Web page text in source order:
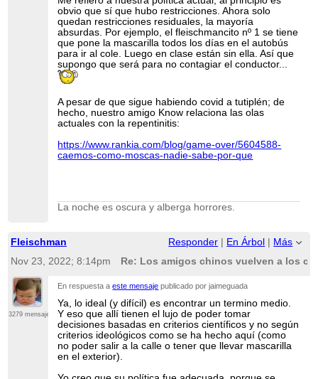
obvio que sí que hubo restricciones. Ahora solo
quedan restricciones residuales, la mayoría
absurdas. Por ejemplo, el fleischmancito nº 1 se tiene
que pone la mascarilla todos los días en el autobús
para ir al cole. Luego en clase están sin ella. Así que
supongo que será para no contagiar el conductor...
A pesar de que sigue habiendo covid a tutiplén; de
hecho, nuestro amigo Know relaciona las olas
actuales con la repentinitis:
https://www.rankia.com/blog/game-over/5604588-
caemos-como-moscas-nadie-sabe-por-que
La noche es oscura y alberga horrores.
Fleischman Responder En Árbol
Más
Nov 23, 2022; 8:14pm
Re: Los amigos chinos vuelven a los
3279 mensajes
En respuesta aeste mensaje publicado por jaimeguada
Ya, lo ideal (y difícil) es encontrar un termino medio.
Y eso que allí tienen el lujo de poder tomar
decisiones basadas en criterios científicos y no según
criterios ideológicos como se ha hecho aquí (como
no poder salir a la calle o tener que llevar mascarilla
en el exterior).